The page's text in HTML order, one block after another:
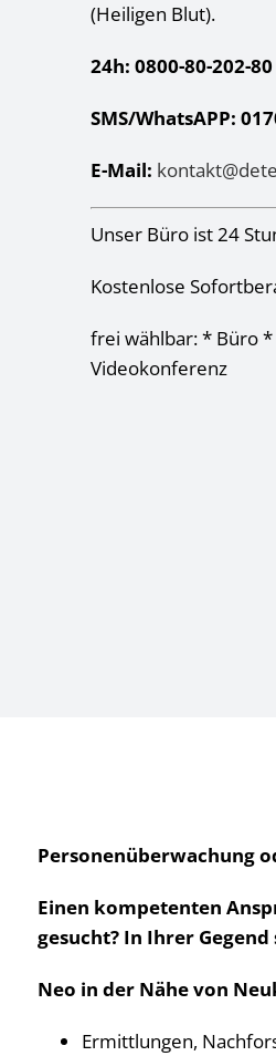
(Heiligen Blut).
24h: 0800-80-202-80
SMS/WhatsAPP:
E-Mail:
Unser Büro ist 24
Kostenlose
frei wählbar: * Büro
Videokonferenz
Personenüberwachung
Einen kompetenten
gesucht? In Ihrer
Neo in der Nähe von
Ermittlungen,